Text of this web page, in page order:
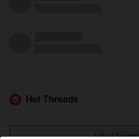
Hot Threads
Lihat